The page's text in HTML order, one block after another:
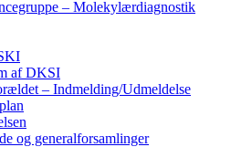
– Molekylærdiagnostik
af DKSI
– Indmelding/Udmeldelse
og generalforsamlinger